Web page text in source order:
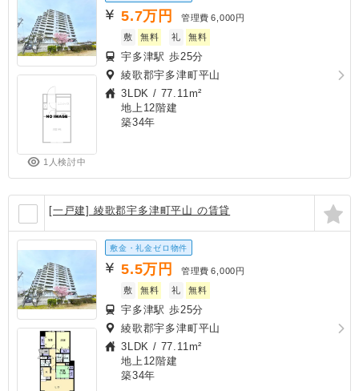
1人検討中
5.7万円 管理費 6,000円
敷
無料 礼 無料
宇多津駅 歩25分
綾歌郡宇多津町平山
3LDK / 77.11m²
地上12階建
築34年
[一戸建] 綾歌郡宇多津町平山 の賃貸
敷金・礼金ゼロ物件
5.5万円 管理費 6,000円
敷
無料 礼 無料
宇多津駅 歩25分
綾歌郡宇多津町平山
3LDK / 77.11m²
地上12階建
築34年